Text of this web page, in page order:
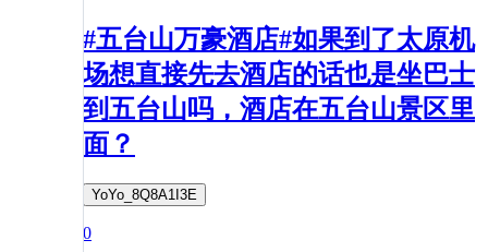
#五台山万豪酒店#如果到了太原机
场想直接先去酒店的话也是坐巴士
到五台山吗，酒店在五台山景区里
面？
YoYo_8Q8A1I3E
0